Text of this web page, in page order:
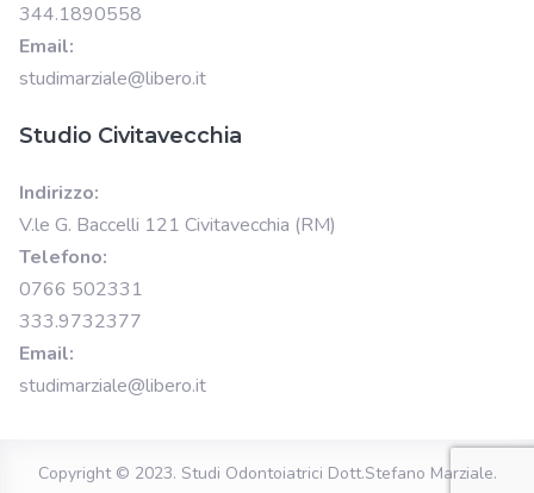
344.1890558
Email:
studimarziale@libero.it
Studio Civitavecchia
Indirizzo:
V.le G. Baccelli 121 Civitavecchia (RM)
Telefono:
0766 502331
333.9732377
Email:
studimarziale@libero.it
Copyright © 2023. Studi Odontoiatrici Dott.Stefano Marziale.